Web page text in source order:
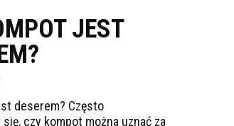
JEST
deserem? Często
czy kompot można uznać za